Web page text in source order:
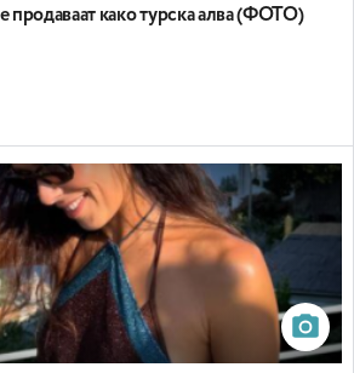
продаваат како турска алва (ФОТО)